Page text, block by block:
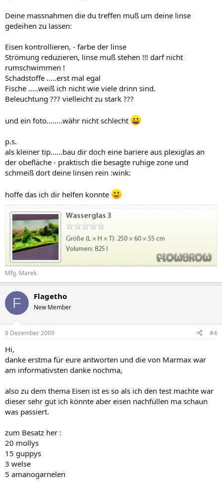
Deine massnahmen die du treffen muß um deine linse
gedeihen zu lassen:
Eisen kontrollieren, - farbe der linse
Strömung reduzieren, linse muß stehen !!! darf nicht
rumschwimmen !
Schadstoffe .....erst mal egal
Fische .....weiß ich nicht wie viele drinn sind.
Beleuchtung ??? vielleicht zu stark ???
und ein foto........währ nicht schlecht
p.s.
als kleiner tip......bau dir doch eine bariere aus plexiglas an
der obefläche - praktisch die besagte ruhige zone und
schmeiß dort deine linsen rein :wink:
hoffe das ich dir helfen konnte
Mfg. Marek
F Flagetho
New Member
9 Dezember 2009 #4
Hi,
danke erstma für eure antworten und die von Marmax war
am informativsten danke nochma,
also zu dem thema Eisen ist es so als ich den test machte war
dieser sehr gut ich könnte aber eisen nachfüllen ma schaun
was passiert.
zum Besatz her :
20 mollys
15 guppys
3 welse
5 amanogarnelen